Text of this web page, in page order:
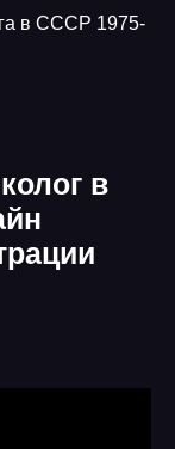
в СССР 1975-
в